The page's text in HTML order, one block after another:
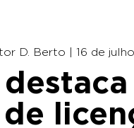
D. Berto | 16 de